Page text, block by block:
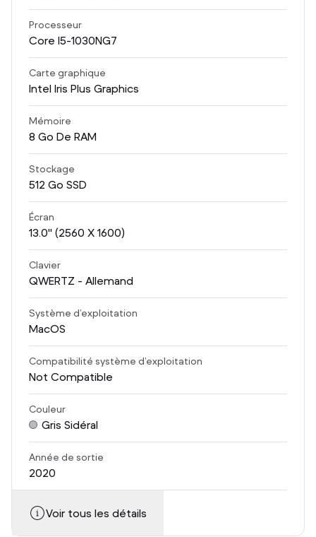
Processeur
Core I5-1030NG7
Carte graphique
Intel Iris Plus Graphics
Mémoire
8 Go De RAM
Stockage
512 Go SSD
Écran
13.0" (2560 X 1600)
Clavier
QWERTZ - Allemand
Système d’exploitation
MacOS
Compatibilité système d’exploitation
Not Compatible
Couleur
Gris Sidéral
Année de sortie
2020
Voir tous les détails